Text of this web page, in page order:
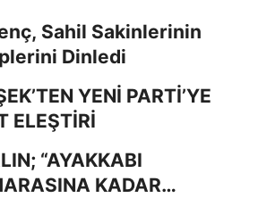
Sahil Sakinlerinin
Dinledi
YENİ PARTİ’YE
ELEŞTİRİ
“AYAKKABI
KADAR